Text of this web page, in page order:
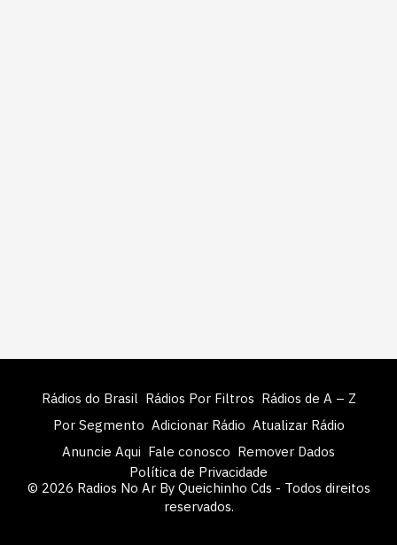
Rádios do Brasil Rádios Por Filtros Rádios de A – Z
Por Segmento Adicionar Rádio Atualizar Rádio
Anuncie Aqui Fale conosco Remover Dados
Política de Privacidade
© 2026 Radios No Ar By Queichinho Cds - Todos direitos
reservados.